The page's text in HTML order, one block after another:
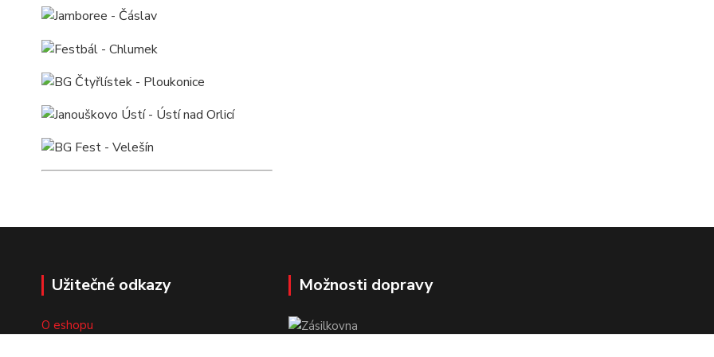
Užitečné odkazy
O eshopu
Možnosti dopravy